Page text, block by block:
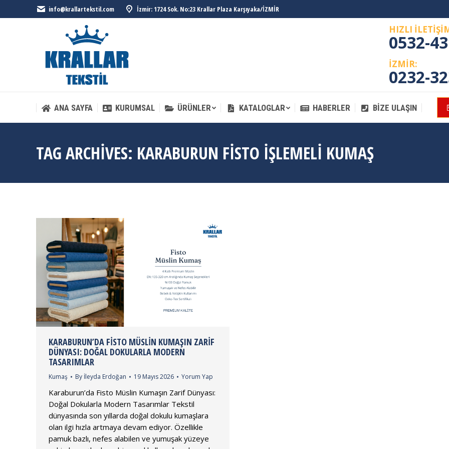
info@krallartekstil.com İzmir: 1724 Sok. No:23 Krallar Plaza Karşıyaka/İZMİR
HIZLI
0532-
İZMİR:
0232-
ANA SAYFA KURUMSAL ÜRÜNLER KATALOGLAR HABERLER BIZE ULAŞIN
TAG ARCHIVES: KARABURUN FISTO İŞLEMELI KUMAŞ
KARABURUN’DA FISTO MÜSLIN KUMAŞIN ZARIF
DÜNYASI: DOĞAL DOKULARLA MODERN
TASARIMLAR
Kumaş By İleyda Erdoğan 19 Mayıs 2026 Yorum Yap
Karaburun’da Fisto Müslin Kumaşın Zarif Dünyası:
Doğal Dokularla Modern Tasarımlar Tekstil
dünyasında son yıllarda doğal dokulu kumaşlara
olan ilgi hızla artmaya devam ediyor. Özellikle
pamuk bazlı, nefes alabilen ve yumuşak yüzeye
ANA SAYFA KURUMSAL ÜRÜNLER KATALOGLAR HABERLER BIZE ULAŞIN